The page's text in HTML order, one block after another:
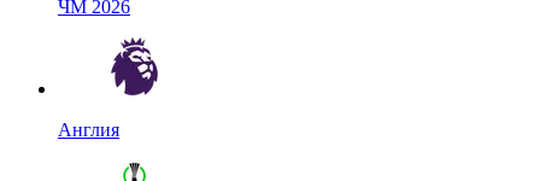
ЧМ 2026
Англия